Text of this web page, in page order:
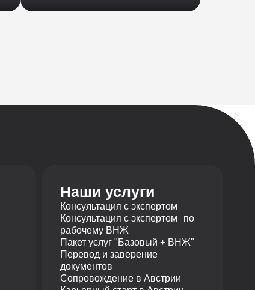
Наши услуги
Консультация с экспертом
Консультация с экспертом по
рабочему ВНЖ
Пакет услуг "Базовый + ВНЖ"
Перевод и заверение
документов
Сопровождение в Австрии